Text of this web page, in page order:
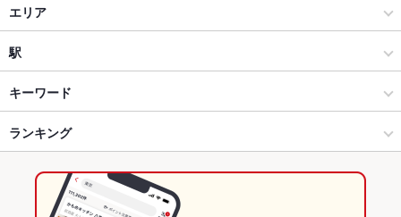
居酒屋
和風
豊田市 × 居酒屋
豊田市 × 和風
豊田市駅 × 居酒屋
豊田市駅 × 和風
エリア
豊田市駅
豊田市駅 × 居酒屋
豊田市駅 × 和風
豊田市駅 × 和食
豊田市駅 × 和食全般
駅
新豊田駅
豊田市駅
キーワード
からあげ
ランキング
愛知のグルメランキング
愛知の居酒屋ランキング